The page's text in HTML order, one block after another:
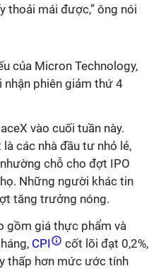
thoải mái được,” ông nói
của Micron Technology,
nhận phiên giảm thứ 4
vào cuối tuần này.
các nhà đầu tư nhỏ lẻ,
chỗ cho đợt IPO
Những người khác tin
tăng trưởng nóng.
gồm giá thực phẩm và
CPI
cốt lõi đạt 0,2%,
thấp hơn mức ước tính